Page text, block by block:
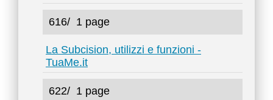
616/ 1 page
La Subcision, utilizzi e funzioni -
TuaMe.it
622/ 1 page